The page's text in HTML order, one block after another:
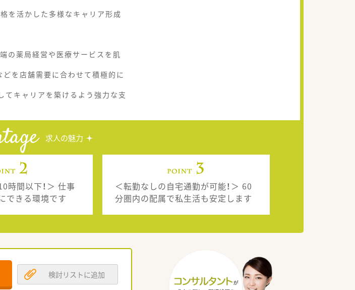
を活かした多様なキャリア形成
の薬局経営や医療サービスを肌
を店舗需要に合わせて積極的に
てキャリアを築けるよう強力な支
求人の魅力
時間以下！＞ 仕事
できる環境です
＜転勤なしの自宅通勤が可能！＞ 60
分圏内の配属で私生活も安定します
検討リストに追加